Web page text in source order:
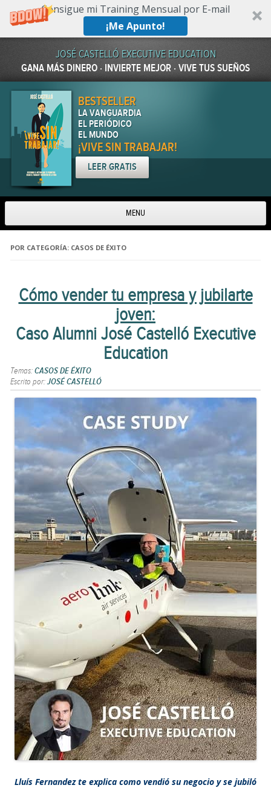
Consigue mi Training Mensual por E-mail
¡Me Apunto!
JOSÉ CASTELLÓ EXECUTIVE EDUCATION
GANA MÁS DINERO · INVIERTE MEJOR · VIVE TUS SUEÑOS
BESTSELLER
LA VANGUARDIA
EL PERIÓDICO
EL MUNDO
¡VIVE SIN TRABAJAR!
LEER GRATIS
MENU
Skip to content
POR CATEGORÍA: CASOS DE ÉXITO
Cómo vender tu empresa y jubilarte
joven:
Caso Alumni José Castelló Executive
Education
Temas:CASOS DE ÉXITO
Escrito por:JOSÉ CASTELLÓ
Lluís Fernandez te explica como vendió su negocio y se jubiló